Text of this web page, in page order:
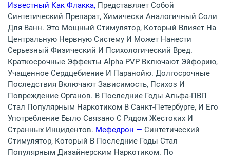
Известный Как Флакка, Представляет Собой
Синтетический Препарат, Химически Аналогичный Соли
Для Ванн. Это Мощный Стимулятор, Который Влияет На
Центральную Нервную Систему И Может Нанести
Серьезный Физический И Психологический Вред.
Краткосрочные Эффекты Alpha PVP Включают Эйфорию,
Учащенное Сердцебиение И Паранойю. Долгосрочные
Последствия Включают Зависимость, Психоз И
Повреждение Органов. В Последние Годы Альфа-ПВП
Стал Популярным Наркотиком В Санкт-Петербурге, И Его
Употребление Было Связано С Рядом Жестоких И
Странных Инцидентов. Мефедрон — Синтетический
Стимулятор, Который В Последние Годы Стал
Популярным Дизайнерским Наркотиком. По